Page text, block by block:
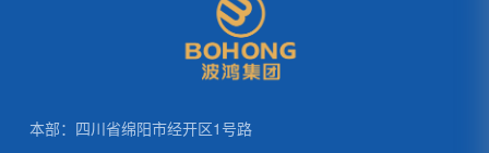
本部：四川省绵阳市经开区1号路